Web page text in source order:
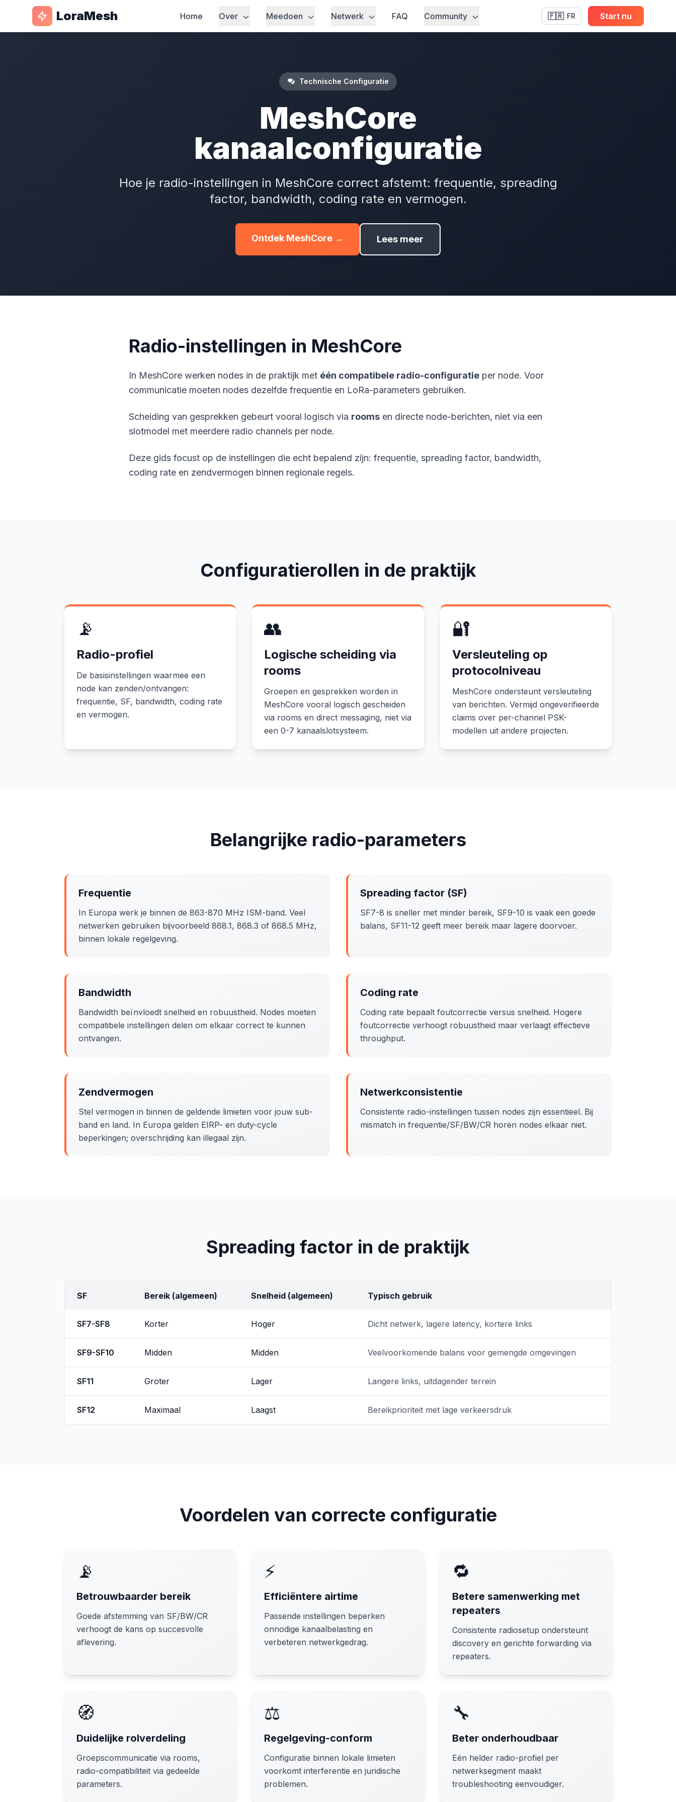
LoraMesh Home Over Meedoen Netwerk FAQ Community 🇫🇷 FR Start nu
Technische Configuratie
MeshCore
kanaalconfiguratie
Hoe je radio-instellingen in MeshCore correct afstemt: frequentie, spreading
factor, bandwidth, coding rate en vermogen.
Ontdek MeshCore → Lees meer
Radio-instellingen in MeshCore
In MeshCore werken nodes in de praktijk met één compatibele radio-configuratie per node. Voor
communicatie moeten nodes dezelfde frequentie en LoRa-parameters gebruiken.
Scheiding van gesprekken gebeurt vooral logisch via rooms en directe node-berichten, niet via een
slotmodel met meerdere radio channels per node.
Deze gids focust op de instellingen die echt bepalend zijn: frequentie, spreading factor, bandwidth,
coding rate en zendvermogen binnen regionale regels.
Configuratierollen in de praktijk
📡
Radio-profiel
De basisinstellingen waarmee een
node kan zenden/ontvangen:
frequentie, SF, bandwidth, coding rate
en vermogen.
👥
Logische scheiding via
rooms
Groepen en gesprekken worden in
MeshCore vooral logisch gescheiden
via rooms en direct messaging, niet via
een 0-7 kanaalslotsysteem.
🔐
Versleuteling op
protocolniveau
MeshCore ondersteunt versleuteling
van berichten. Vermijd ongeverifieerde
claims over per-channel PSK-
modellen uit andere projecten.
Belangrijke radio-parameters
Frequentie
In Europa werk je binnen de 863-870 MHz ISM-band. Veel
netwerken gebruiken bijvoorbeeld 868.1, 868.3 of 868.5 MHz,
binnen lokale regelgeving.
Spreading factor (SF)
SF7-8 is sneller met minder bereik, SF9-10 is vaak een goede
balans, SF11-12 geeft meer bereik maar lagere doorvoer.
Bandwidth
Bandwidth beïnvloedt snelheid en robuustheid. Nodes moeten
compatibele instellingen delen om elkaar correct te kunnen
ontvangen.
Coding rate
Coding rate bepaalt foutcorrectie versus snelheid. Hogere
foutcorrectie verhoogt robuustheid maar verlaagt effectieve
throughput.
Zendvermogen
Stel vermogen in binnen de geldende limieten voor jouw sub-
band en land. In Europa gelden EIRP- en duty-cycle
beperkingen; overschrijding kan illegaal zijn.
Netwerkconsistentie
Consistente radio-instellingen tussen nodes zijn essentieel. Bij
mismatch in frequentie/SF/BW/CR horen nodes elkaar niet.
Spreading factor in de praktijk
SF Bereik (algemeen) Snelheid (algemeen) Typisch gebruik
SF7-SF8 Korter Hoger Dicht netwerk, lagere latency, kortere links
SF9-SF10 Midden Midden Veelvoorkomende balans voor gemengde omgevingen
SF11 Groter Lager Langere links, uitdagender terrein
SF12 Maximaal Laagst Bereikprioriteit met lage verkeersdruk
Voordelen van correcte configuratie
📡
Betrouwbaarder bereik
Goede afstemming van SF/BW/CR
verhoogt de kans op succesvolle
aflevering.
⚡
Efficiëntere airtime
Passende instellingen beperken
onnodige kanaalbelasting en
verbeteren netwerkgedrag.
🔁
Betere samenwerking met
repeaters
Consistente radiosetup ondersteunt
discovery en gerichte forwarding via
repeaters.
🧭
Duidelijke rolverdeling
Groepscommunicatie via rooms,
radio-compatibiliteit via gedeelde
parameters.
⚖️
Regelgeving-conform
Configuratie binnen lokale limieten
voorkomt interferentie en juridische
problemen.
🔧
Beter onderhoudbaar
Eén helder radio-profiel per
netwerksegment maakt
troubleshooting eenvoudiger.